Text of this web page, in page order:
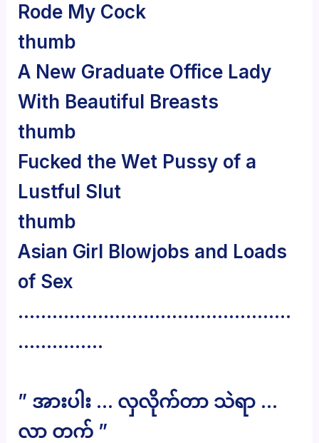
Rode My Cock
thumb
A New Graduate Office Lady
With Beautiful Breasts
thumb
Fucked the Wet Pussy of a
Lustful Slut
thumb
Asian Girl Blowjobs and Loads
of Sex
…………………………………………
……………
” အားပါး … လှလိုက်တာ သဲရာ …
လာ တက် ”